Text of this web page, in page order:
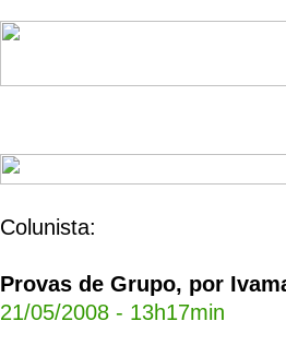
Colunista:
Provas de Grupo, por
21/05/2008 - 13h17min